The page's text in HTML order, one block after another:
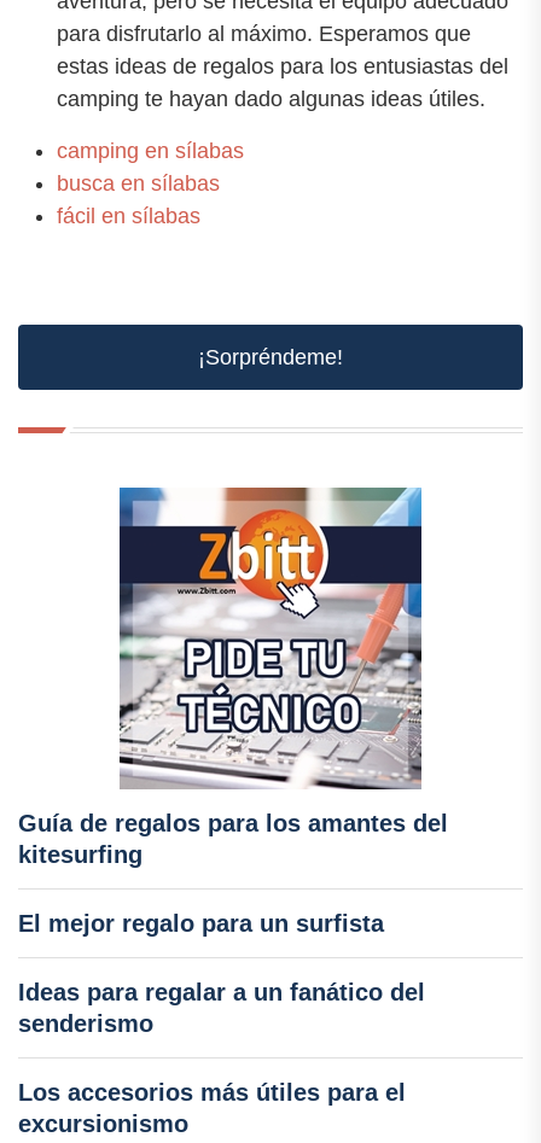
para disfrutarlo al máximo. Esperamos que
estas ideas de regalos para los entusiastas del
camping te hayan dado algunas ideas útiles.
camping en sílabas
busca en sílabas
fácil en sílabas
¡Sorpréndeme!
Guía de regalos para los amantes del
kitesurfing
El mejor regalo para un surfista
Ideas para regalar a un fanático del
senderismo
Los accesorios más útiles para el
excursionismo